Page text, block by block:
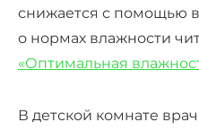
снижается с помощью
о нормах влажности
«Оптимальная
В детской комнате